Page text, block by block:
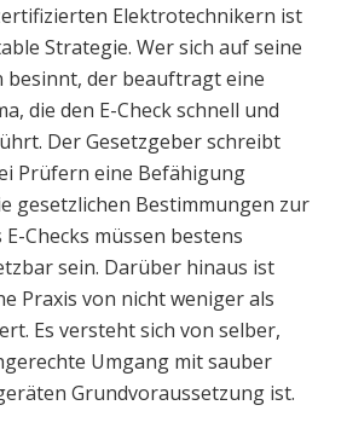
Elektrotechnikern ist
Strategie. Wer sich auf seine
besinnt, der beauftragt eine
die den E-Check schnell und
Der Gesetzgeber schreibt
Prüfern eine Befähigung
gesetzlichen Bestimmungen zur
Checks müssen bestens
sein. Darüber hinaus ist
Praxis von nicht weniger als
Es versteht sich von selber,
Umgang mit sauber
Grundvoraussetzung ist.